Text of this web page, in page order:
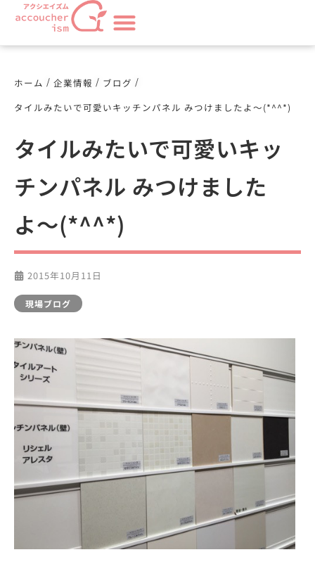
ホーム / 企業情報 / ブログ /
タイルみたいで可愛いキッチンパネル みつけましたよ〜(*^^*)
タイルみたいで可愛いキッ
チンパネル みつけました
よ〜(*^^*)
2015年10月11日
現場ブログ